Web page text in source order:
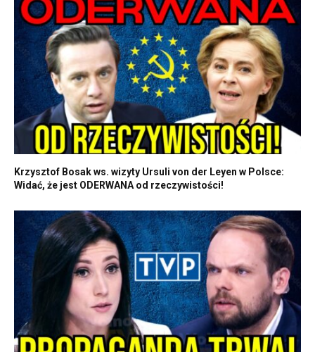
Krzysztof Bosak ws. wizyty Ursuli von der Leyen w Polsce:
Widać, że jest ODERWANA od rzeczywistości!